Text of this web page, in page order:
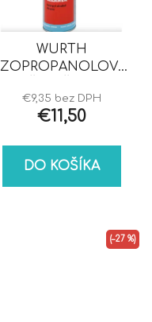
WURTH
IZOPROPANOLOVÝ
€9,35 bez DPH
€11,50
DO KOŠÍKA
(–27 %)